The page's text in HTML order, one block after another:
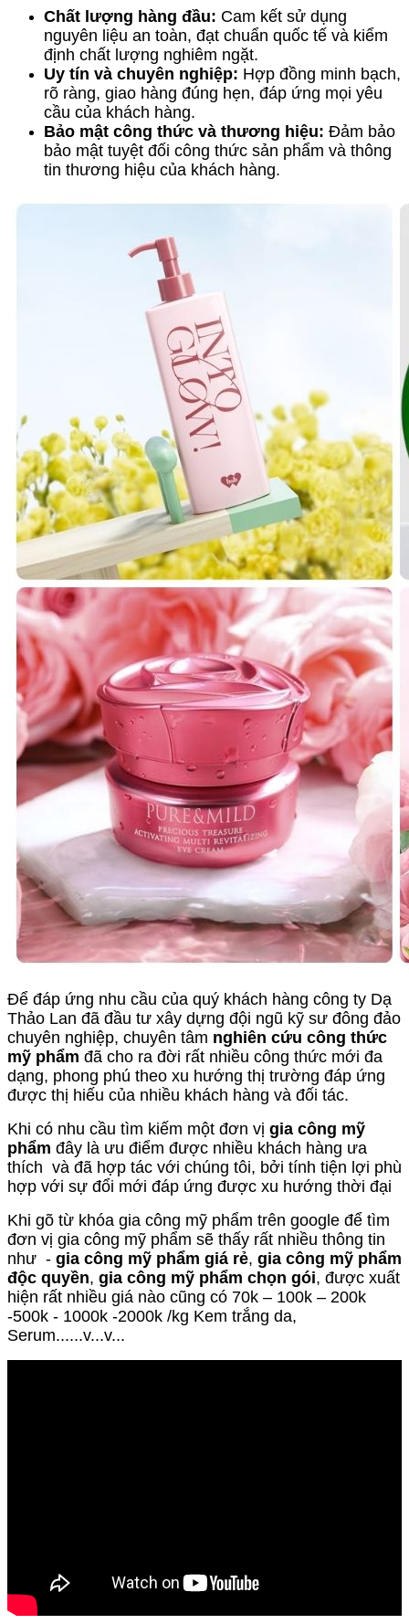
Chất lượng hàng đầu: Cam kết sử dụng
nguyên liệu an toàn, đạt chuẩn quốc tế và kiểm
định chất lượng nghiêm ngặt.
Uy tín và chuyên nghiệp: Hợp đồng minh bạch,
rõ ràng, giao hàng đúng hẹn, đáp ứng mọi yêu
cầu của khách hàng.
Bảo mật công thức và thương hiệu: Đảm bảo
bảo mật tuyệt đối công thức sản phẩm và thông
tin thương hiệu của khách hàng.
Để đáp ứng nhu cầu của quý khách hàng công ty Dạ
Thảo Lan đã đầu tư xây dựng đội ngũ kỹ sư đông đảo
chuyên nghiệp, chuyên tâm nghiên cứu công thức
mỹ phẩm đã cho ra đời rất nhiều công thức mới đa
dạng, phong phú theo xu hướng thị trường đáp ứng
được thị hiếu của nhiều khách hàng và đối tác.
Khi có nhu cầu tìm kiếm một đơn vị gia công mỹ
phẩm đây là ưu điểm được nhiều khách hàng ưa
thích và đã hợp tác với chúng tôi, bởi tính tiện lợi phù
hợp với sự đổi mới đáp ứng được xu hướng thời đại
Khi gõ từ khóa gia công mỹ phẩm trên google để tìm
đơn vị gia công mỹ phẩm sẽ thấy rất nhiều thông tin
như - gia công mỹ phẩm giá rẻ, gia công mỹ phẩm
độc quyền, gia công mỹ phẩm chọn gói, được xuất
hiện rất nhiều giá nào cũng có 70k – 100k – 200k
-500k - 1000k -2000k /kg Kem trắng da,
Serum......v...v...